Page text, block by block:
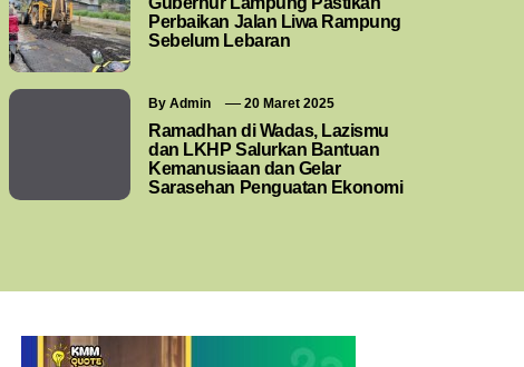
Perbaikan Jalan Liwa Rampung
Sebelum Lebaran
ByAdmin 20 Maret 2025
Ramadhan di Wadas, Lazismu
dan LKHP Salurkan Bantuan
Kemanusiaan dan Gelar
Sarasehan Penguatan Ekonomi